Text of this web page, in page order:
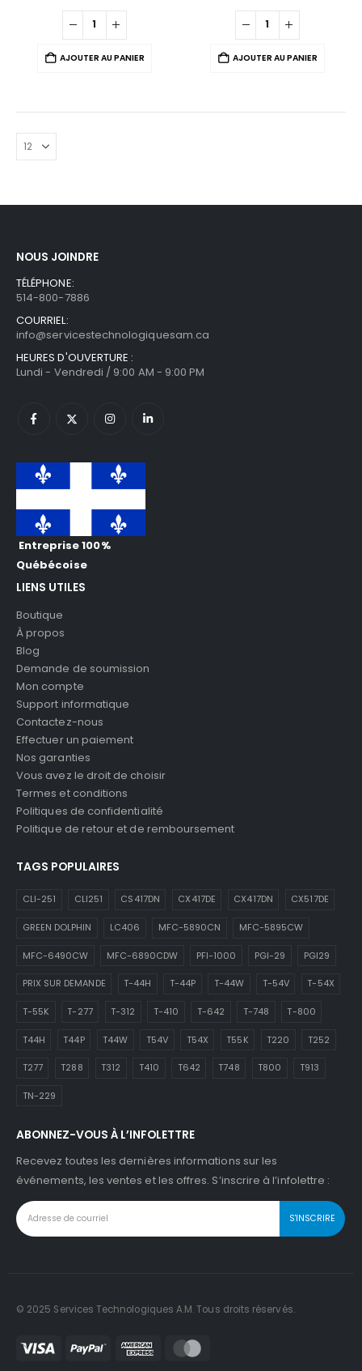
AJOUTER AU PANIER AJOUTER AU PANIER
NOUS JOINDRE
TÉLÉPHONE:
514-800-7886
COURRIEL:
info@servicestechnologiquesam.ca
HEURES D'OUVERTURE :
Lundi - Vendredi / 9:00 AM - 9:00 PM
Entreprise 100%
Québécoise
LIENS UTILES
Boutique
À propos
Blog
Demande de soumission
Mon compte
Support informatique
Contactez-nous
Effectuer un paiement
Nos garanties
Vous avez le droit de choisir
Termes et conditions
Politiques de confidentialité
Politique de retour et de remboursement
TAGS POPULAIRES
CLI-251 CLI251 CS417DN CX417DE CX417DN CX517DE
GREEN DOLPHIN LC406 MFC-5890CN MFC-5895CW
MFC-6490CW MFC-6890CDW PFI-1000 PGI-29 PGI29
PRIX SUR DEMANDE T-44H T-44P T-44W T-54V T-54X
T-55K T-277 T-312 T-410 T-642 T-748 T-800
T44H T44P T44W T54V T54X T55K T220 T252
T277 T288 T312 T410 T642 T748 T800 T913
TN-229
ABONNEZ-VOUS À L’INFOLETTRE
Recevez toutes les dernières informations sur les
événements, les ventes et les offres. S’inscrire à l’infolettre :
© 2025 Services Technologiques A.M. Tous droits réservés.